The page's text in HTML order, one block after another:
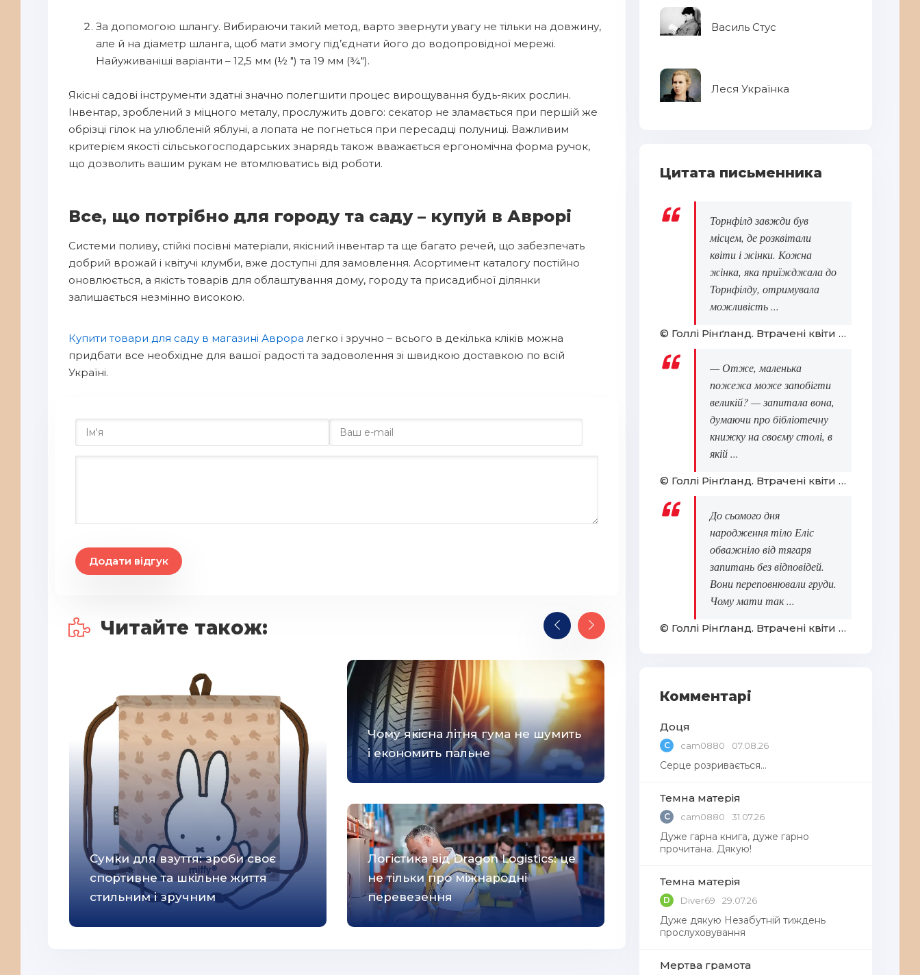
За допомогою шлангу. Вибираючи такий метод, варто звернути увагу не тільки на довжину,
але й на діаметр шланга, щоб мати змогу під’єднати його до водопровідної мережі.
Найуживаніші варіанти – 12,5 мм (½ ″) та 19 мм (¾″).
Якісні садові інструменти здатні значно полегшити процес вирощування будь-яких рослин.
Інвентар, зроблений з міцного металу, прослужить довго: секатор не зламається при першій же
обрізці гілок на улюбленій яблуні, а лопата не погнеться при пересадці полуниці. Важливим
критерієм якості сільськогосподарських знарядь також вважається ергономічна форма ручок,
що дозволить вашим рукам не втомлюватись від роботи.
Все, що потрібно для городу та саду – купуй в Аврорі
Системи поливу, стійкі посівні матеріали, якісний інвентар та ще багато речей, що забезпечать
добрий врожай і квітучі клумби, вже доступні для замовлення. Асортимент каталогу постійно
оновлюється, а якість товарів для облаштування дому, городу та присадибної ділянки
залишається незмінно високою.
Купити товари для саду в магазині Аврора легко і зручно – всього в декілька кліків можна
придбати все необхідне для вашої радості та задоволення зі швидкою доставкою по всій
Україні.
Додати відгук
Читайте також:
Сумки для взуття: зроби своє
спортивне та шкільне життя
стильним і зручним
Чому якісна літня гума не шумить
і економить пальне
Логістика від Dragon Logistics: це
не тільки про міжнародні
перевезення
Nothing Phone 4a та Samsung A57
5G: детальне порівняння двох
популярних новинок
Василь Стус
Леся Українка
Цитата письменника
Торнфілд завжди був
місцем, де розквітали
квіти і жінки. Кожна
жінка, яка приїжджала до
Торнфілду, отримувала
можливість ...
© Голлі Рінґланд. Втрачені квіти Еліс Гарт
— Отже, маленька
пожежа може запобігти
великій? — запитала вона,
думаючи про бібліотечну
книжку на своєму столі, в
якій ...
© Голлі Рінґланд. Втрачені квіти Еліс Гарт
До сьомого дня
народження тіло Еліс
обважніло від тягаря
запитань без відповідей.
Вони переповнювали груди.
Чому мати так ...
© Голлі Рінґланд. Втрачені квіти Еліс Гарт
Комментарі
Доця
C cam0880 07.08.26
Серце розривається…
Темна матерія
C cam0880 31.07.26
Дуже гарна книга, дуже гарно
прочитана. Дякую!
Темна матерія
D Diver69 29.07.26
Дуже дякую Незабутній тиждень
прослуховування
Мертва грамота